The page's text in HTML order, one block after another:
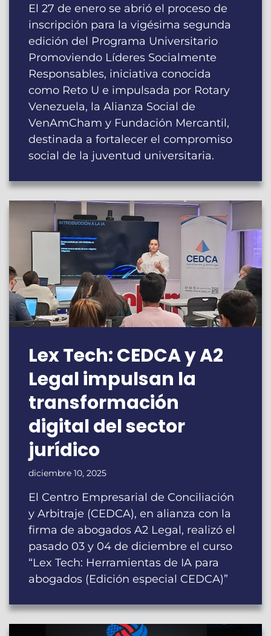
El 27 de enero se abrió el proceso de
inscripción para la vigésima segunda
edición del Programa Universitario
Promoviendo Líderes Socialmente
Responsables, iniciativa conocida
como Reto U e impulsada por Rotary
Venezuela, la Alianza Social de
VenAmCham y Fundación Mercantil,
destinada a fortalecer el compromiso
social de la juventud universitaria.
Lex Tech: CEDCA y A2
Legal impulsan la
transformación
digital del sector
jurídico
diciembre 10, 2025
El Centro Empresarial de Conciliación
y Arbitraje (CEDCA), en alianza con la
firma de abogados A2 Legal, realizó el
pasado 03 y 04 de diciembre el curso
“Lex Tech: Herramientas de IA para
abogados (Edición especial CEDCA)”